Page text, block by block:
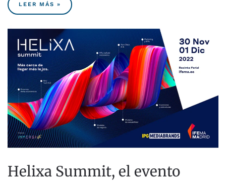
LEER MÁS »
Helixa Summit, el evento